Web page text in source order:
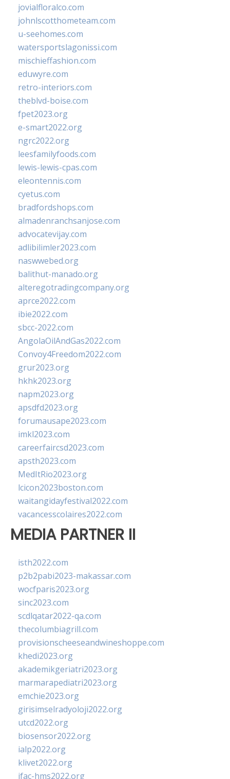
jovialfloralco.com
johnlscotthometeam.com
u-seehomes.com
watersportslagonissi.com
mischieffashion.com
eduwyre.com
retro-interiors.com
theblvd-boise.com
fpet2023.org
e-smart2022.org
ngrc2022.org
leesfamilyfoods.com
lewis-lewis-cpas.com
eleontennis.com
cyetus.com
bradfordshops.com
almadenranchsanjose.com
advocatevijay.com
adlibilimler2023.com
naswwebed.org
balithut-manado.org
alteregotradingcompany.org
aprce2022.com
ibie2022.com
sbcc-2022.com
AngolaOilAndGas2022.com
Convoy4Freedom2022.com
grur2023.org
hkhk2023.org
napm2023.org
apsdfd2023.org
forumausape2023.com
imkl2023.com
careerfaircsd2023.com
apsth2023.com
MedItRio2023.org
lcicon2023boston.com
waitangidayfestival2022.com
vacancesscolaires2022.com
MEDIA PARTNER II
isth2022.com
p2b2pabi2023-makassar.com
wocfparis2023.org
sinc2023.com
scdlqatar2022-qa.com
thecolumbiagrill.com
provisionscheeseandwineshoppe.com
khedi2023.org
akademikgeriatri2023.org
marmarapediatri2023.org
emchie2023.org
girisimselradyoloji2022.org
utcd2022.org
biosensor2022.org
ialp2022.org
klivet2022.org
ifac-hms2022.org